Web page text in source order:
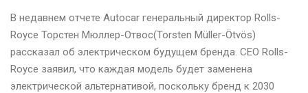
В недавнем отчете Autocar генеральный директор Rolls-
Royce Торстен Мюллер-Отвос(Torsten Müller-Ötvös)
рассказал об электрическом будущем бренда. CEO Rolls-
Royce заявил, что каждая модель будет заменена
электрической альтернативой, поскольку бренд к 2030